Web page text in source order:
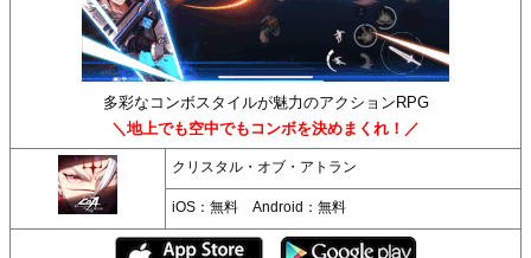
多彩なコンボスタイルが魅力のアクションRPG
＼地上でも空中でもコンボを決めまくれ！／
クリスタル・オブ・アトラン
iOS：無料 Android：無料